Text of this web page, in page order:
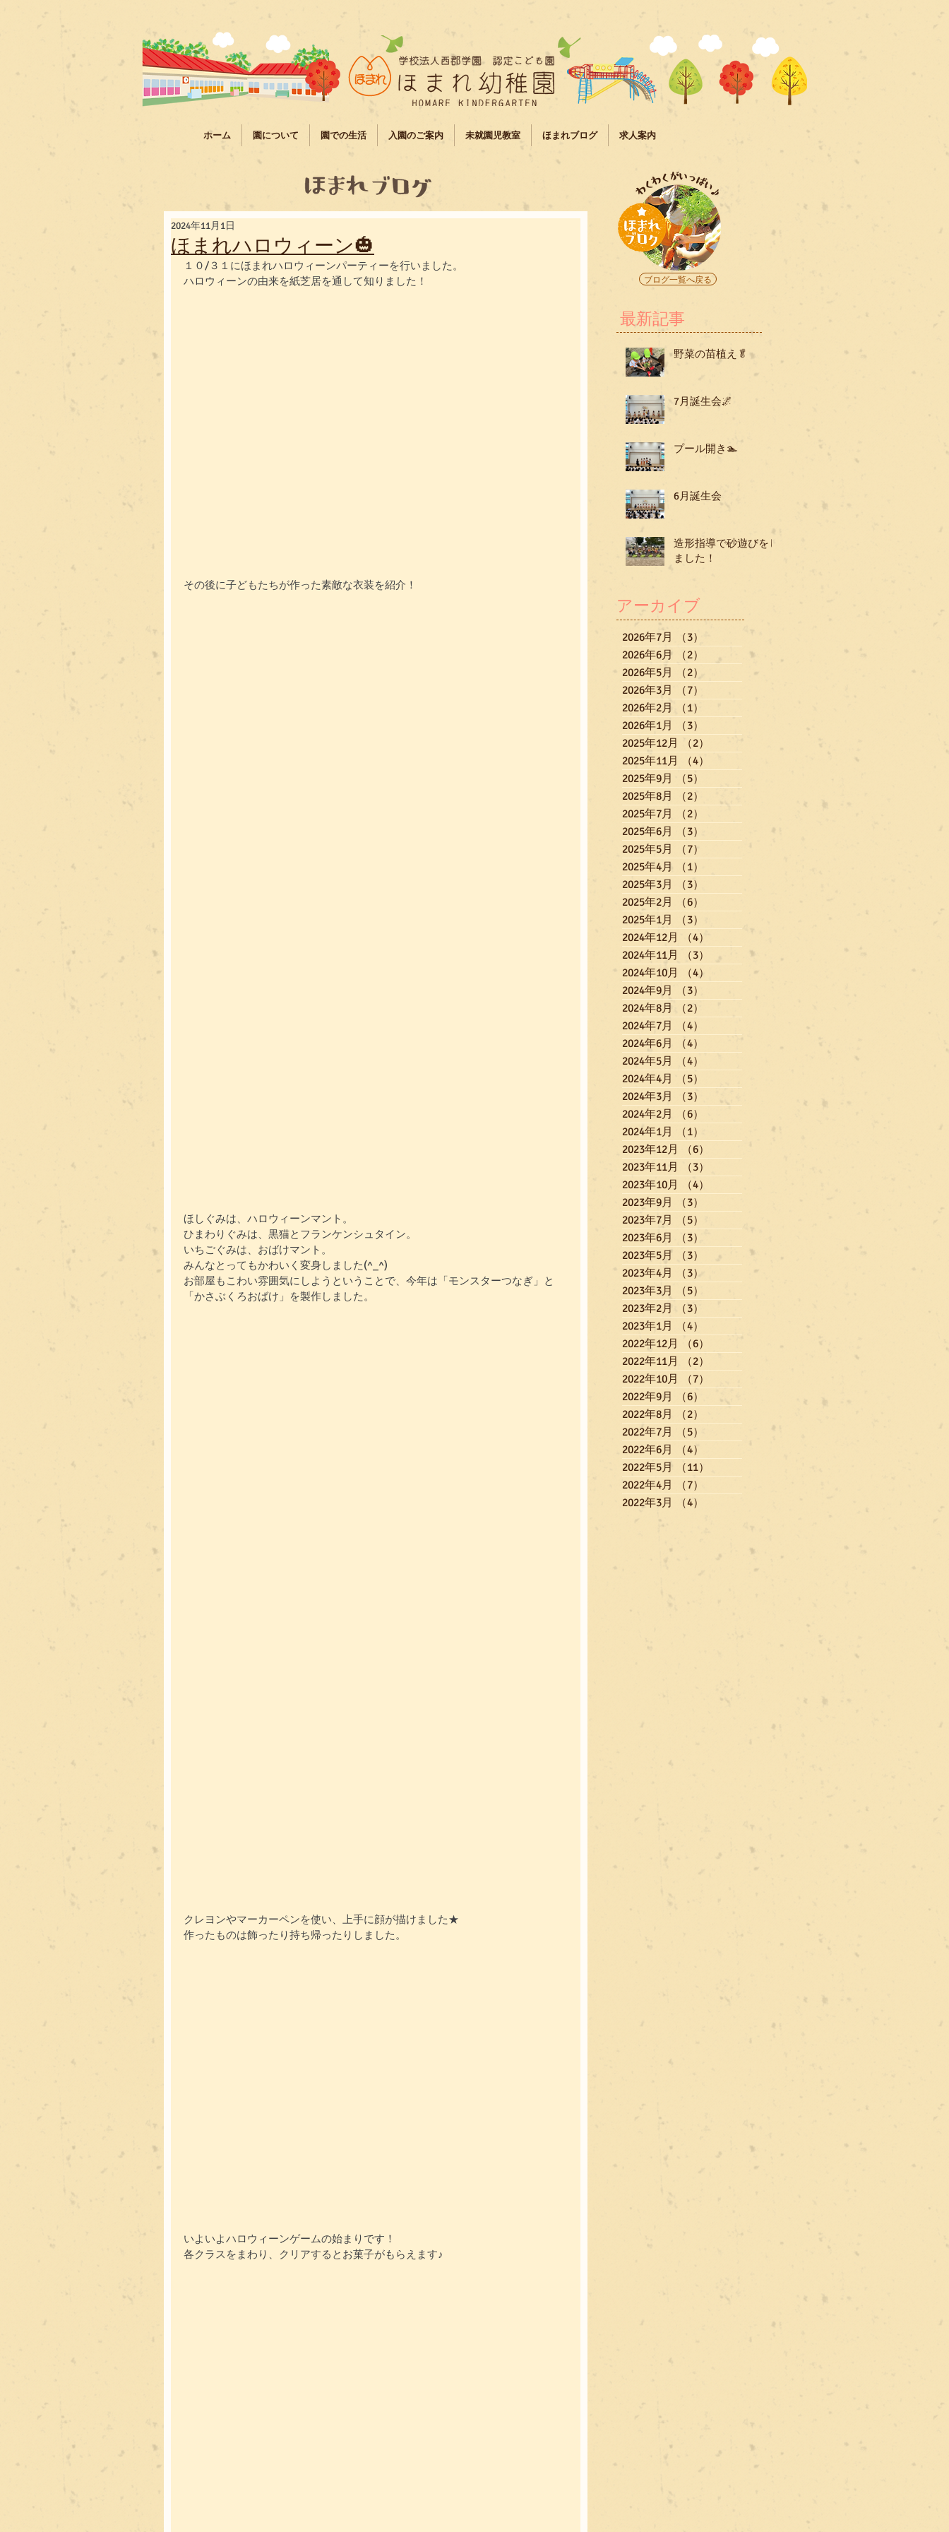
ホーム 園について 園での生活 入園のご案内 未就園児教室 ほまれブログ 求人案内
ほまれハロウィーン🎃
2024年11月1日
１０/３１にほまれハロウィーンパーティーを行いました。
ハロウィーンの由来を紙芝居を通して知りました！
その後に子どもたちが作った素敵な衣装を紹介！
ほしぐみは、ハロウィーンマント。
ひまわりぐみは、黒猫とフランケンシュタイン。
いちごぐみは、おばけマント。
みんなとってもかわいく変身しました(^_^)
お部屋もこわい雰囲気にしようということで、今年は「モンスターつなぎ」と
「かさぶくろおばけ」を製作しました。
クレヨンやマーカーペンを使い、上手に顔が描けました★
作ったものは飾ったり持ち帰ったりしました。
いよいよハロウィーンゲームの始まりです！
各クラスをまわり、クリアするとお菓子がもらえます♪
ブログ一覧へ戻る
最新記事
野菜の苗植え🥬
7月誕生会🌌
プール開き🏊
6月誕生会
造形指導で砂遊びをし
ました！
アーカイブ
2026年7月 （3）
2026年6月
（2）
2件の記事
2026年5月
（2）
2026年3月
（7）
2026年2月
（1）
2026年1月
（3）
2025年12月
（2）
2025年11月
（4）
2025年9月
（5）
2025年8月
（2）
2025年7月
（2）
2025年6月
（3）
2025年5月
（7）
2025年4月
（1）
2025年3月
（3）
2025年2月
（6）
2025年1月
（3）
2024年12月
（4）
2024年11月
（3）
3件の記事
2024年10月
（4）
4件の記事
2024年9月
（3）
2024年8月
（2）
2024年7月
（4）
2024年6月
（4）
2024年5月
（4）
2024年4月
（5）
2024年3月
（3）
2024年2月
（6）
2024年1月
（1）
2023年12月
（6）
2023年11月
（3）
2023年10月
（4）
2023年9月
（3）
2023年7月
（5）
2023年6月
（3）
2023年5月
（3）
3件の記事
2023年4月
（3）
2023年3月
（5）
2023年2月
（3）
2023年1月
（4）
2022年12月
（6）
2022年11月
（2）
2022年10月
（7）
2022年9月
（6）
6件の記事
2022年8月
（2）
2022年7月
（5）
2022年6月
（4）
2022年5月
（11）
2022年4月
（7）
2022年3月
（4）